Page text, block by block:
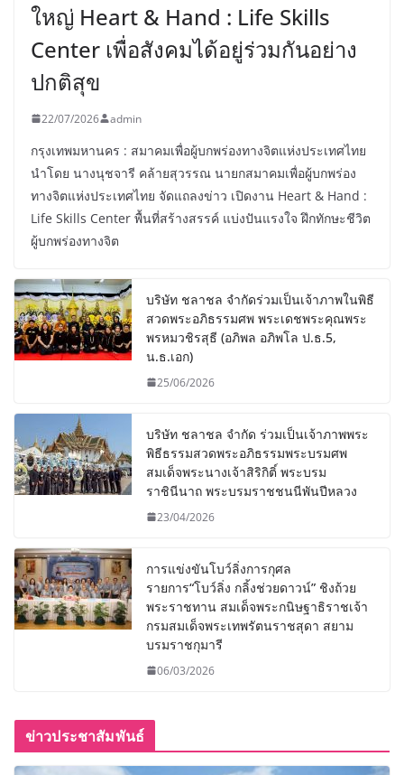
ใหญ่ Heart & Hand : Life Skills
Center เพื่อสังคมได้อยู่ร่วมกันอย่าง
ปกติสุข
22/07/2026 admin
กรุงเทพมหานคร : สมาคมเพื่อผู้บกพร่องทางจิตแห่งประเทศไทย
นำโดย นางนุชจารี คล้ายสุวรรณ นายกสมาคมเพื่อผู้บกพร่อง
ทางจิตแห่งประเทศไทย จัดแถลงข่าว เปิดงาน Heart & Hand :
Life Skills Center พื้นที่สร้างสรรค์ แบ่งปันแรงใจ ฝึกทักษะชีวิต
ผู้บกพร่องทางจิต
บริษัท ชลาชล จำกัดร่วมเป็นเจ้าภาพในพิธี
สวดพระอภิธรรมศพ พระเดชพระคุณพระ
พรหมวชิรสุธี (อภิพล อภิพโล ป.ธ.5,
น.ธ.เอก)
25/06/2026
บริษัท ชลาชล จำกัด ร่วมเป็นเจ้าภาพพระ
พิธีธรรมสวดพระอภิธรรมพระบรมศพ
สมเด็จพระนางเจ้าสิริกิติ์ พระบรม
ราชินีนาถ พระบรมราชชนนีพันปีหลวง
23/04/2026
การแข่งขันโบว์ลิ่งการกุศล
รายการ“โบว์ลิ่ง กลิ้งช่วยดาวน์” ชิงถ้วย
พระราชทาน สมเด็จพระกนิษฐาธิราชเจ้า
กรมสมเด็จพระเทพรัตนราชสุดา สยาม
บรมราชกุมารี
06/03/2026
ข่าวประชาสัมพันธ์